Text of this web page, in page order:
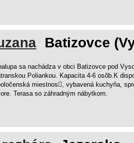
Batizovce
sa nachádza v obci Batizovce pod
Poliankou. Kapacita 4-6 osôb.K
miestnos￾, vybavená kuchyňa,
Terasa so záhradným nábytkom.